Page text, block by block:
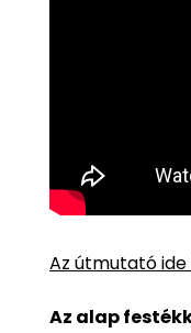
Az útmutató
Az alap